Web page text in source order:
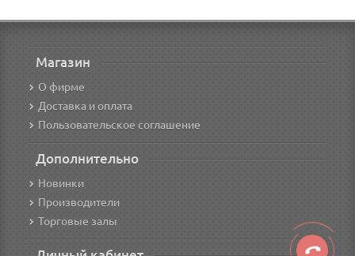
Магазин
О фирме
Доставка и оплата
Пользовательское соглашение
Дополнительно
Новинки
Производители
Торговые залы